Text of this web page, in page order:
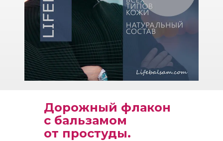
Дорожный флакон
с бальзамом
от простуды.